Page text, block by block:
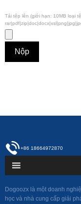
Tải tệp lên (giới hạn: 10MB loại
+86 18664972870
Dogoozx là một doanh
học và nhà cung cấp giải